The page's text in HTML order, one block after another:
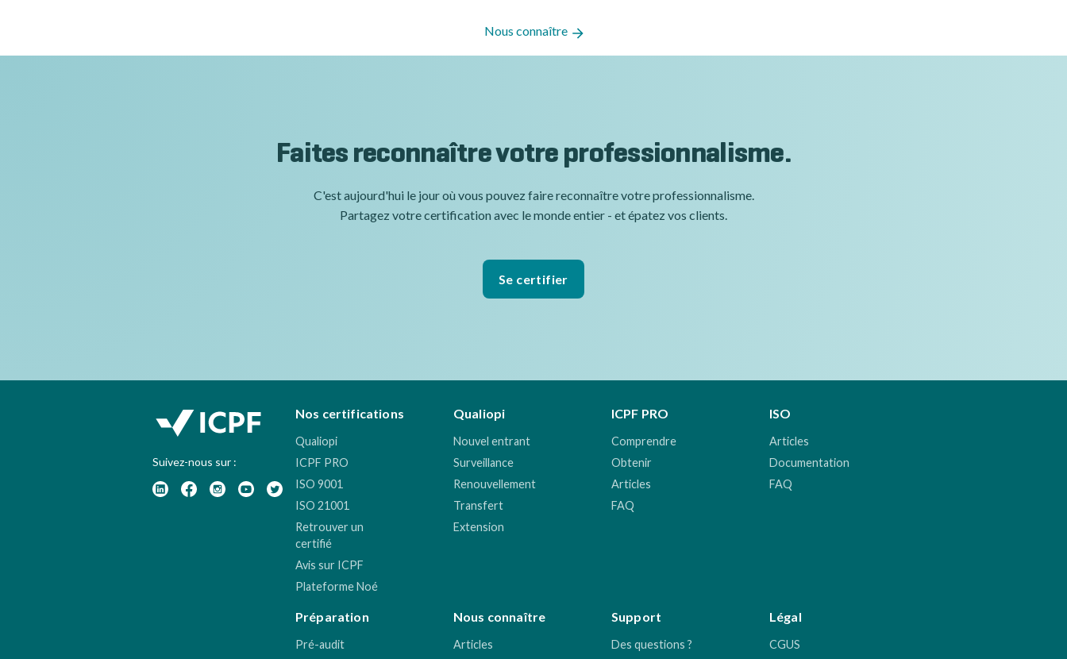
Nous connaître
Faites reconnaître votre professionnalisme.
C'est aujourd'hui le jour où vous pouvez faire reconnaître votre professionnalisme.
Partagez votre certification avec le monde entier - et épatez vos clients.
Se certifier
Suivez-nous sur :
Nos certifications
Qualiopi
ICPF PRO
ISO 9001
ISO 21001
Retrouver un
certifié
Avis sur ICPF
Plateforme Noé
Qualiopi
Nouvel entrant
Surveillance
Renouvellement
Transfert
Extension
ICPF PRO
Comprendre
Obtenir
Articles
FAQ
ISO
Articles
Documentation
FAQ
Préparation
Pré-audit
Nous connaître
Articles
Support
Des questions ?
Légal
CGUS